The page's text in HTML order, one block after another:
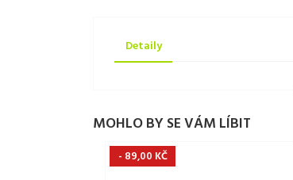
Detaily
MOHLO BY SE VÁM LÍBIT
- 89,00 KČ